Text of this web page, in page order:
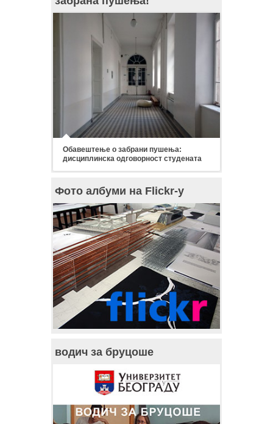
Обавештење о забрани пушења:
дисциплинска одговорност студената
Фото албуми на Flickr-у
водич за бруцоше